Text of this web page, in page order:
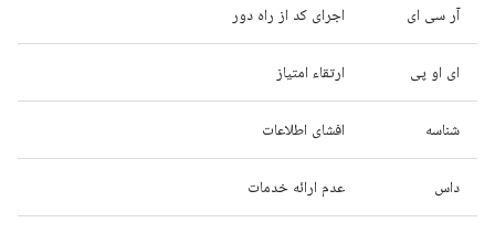
آر سی ای اجرای کد از راه دور
ای او پی ارتقاء امتیاز
شناسه افشای اطلاعات
داس عدم ارائه خدمات